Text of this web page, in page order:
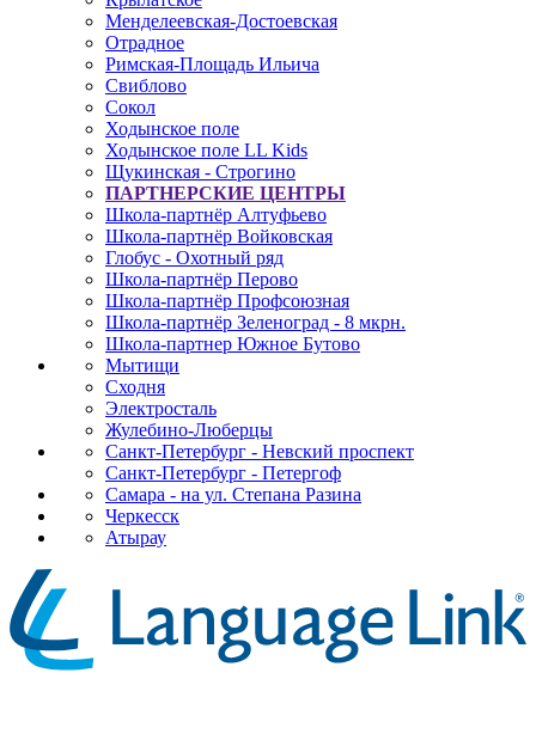
Менделеевская-Достоевская
Отрадное
Римская-Площадь Ильича
Свиблово
Сокол
Ходынское поле
Ходынское поле LL Kids
Щукинская - Строгино
ПАРТНЕРСКИЕ ЦЕНТРЫ
Школа-партнёр Алтуфьево
Школа-партнёр Войковская
Глобус - Охотный ряд
Школа-партнёр Перово
Школа-партнёр Профсоюзная
Школа-партнёр Зеленоград - 8 мкрн.
Школа-партнер Южное Бутово
Мытищи
Сходня
Электросталь
Жулебино-Люберцы
Санкт-Петербург - Невский проспект
Санкт-Петербург - Петергоф
Самара - на ул. Степана Разина
Черкесск
Атырау